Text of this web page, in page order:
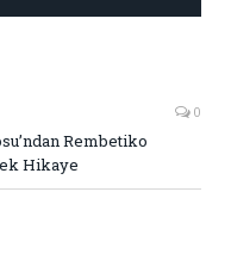
0
Rembetiko
Hikaye